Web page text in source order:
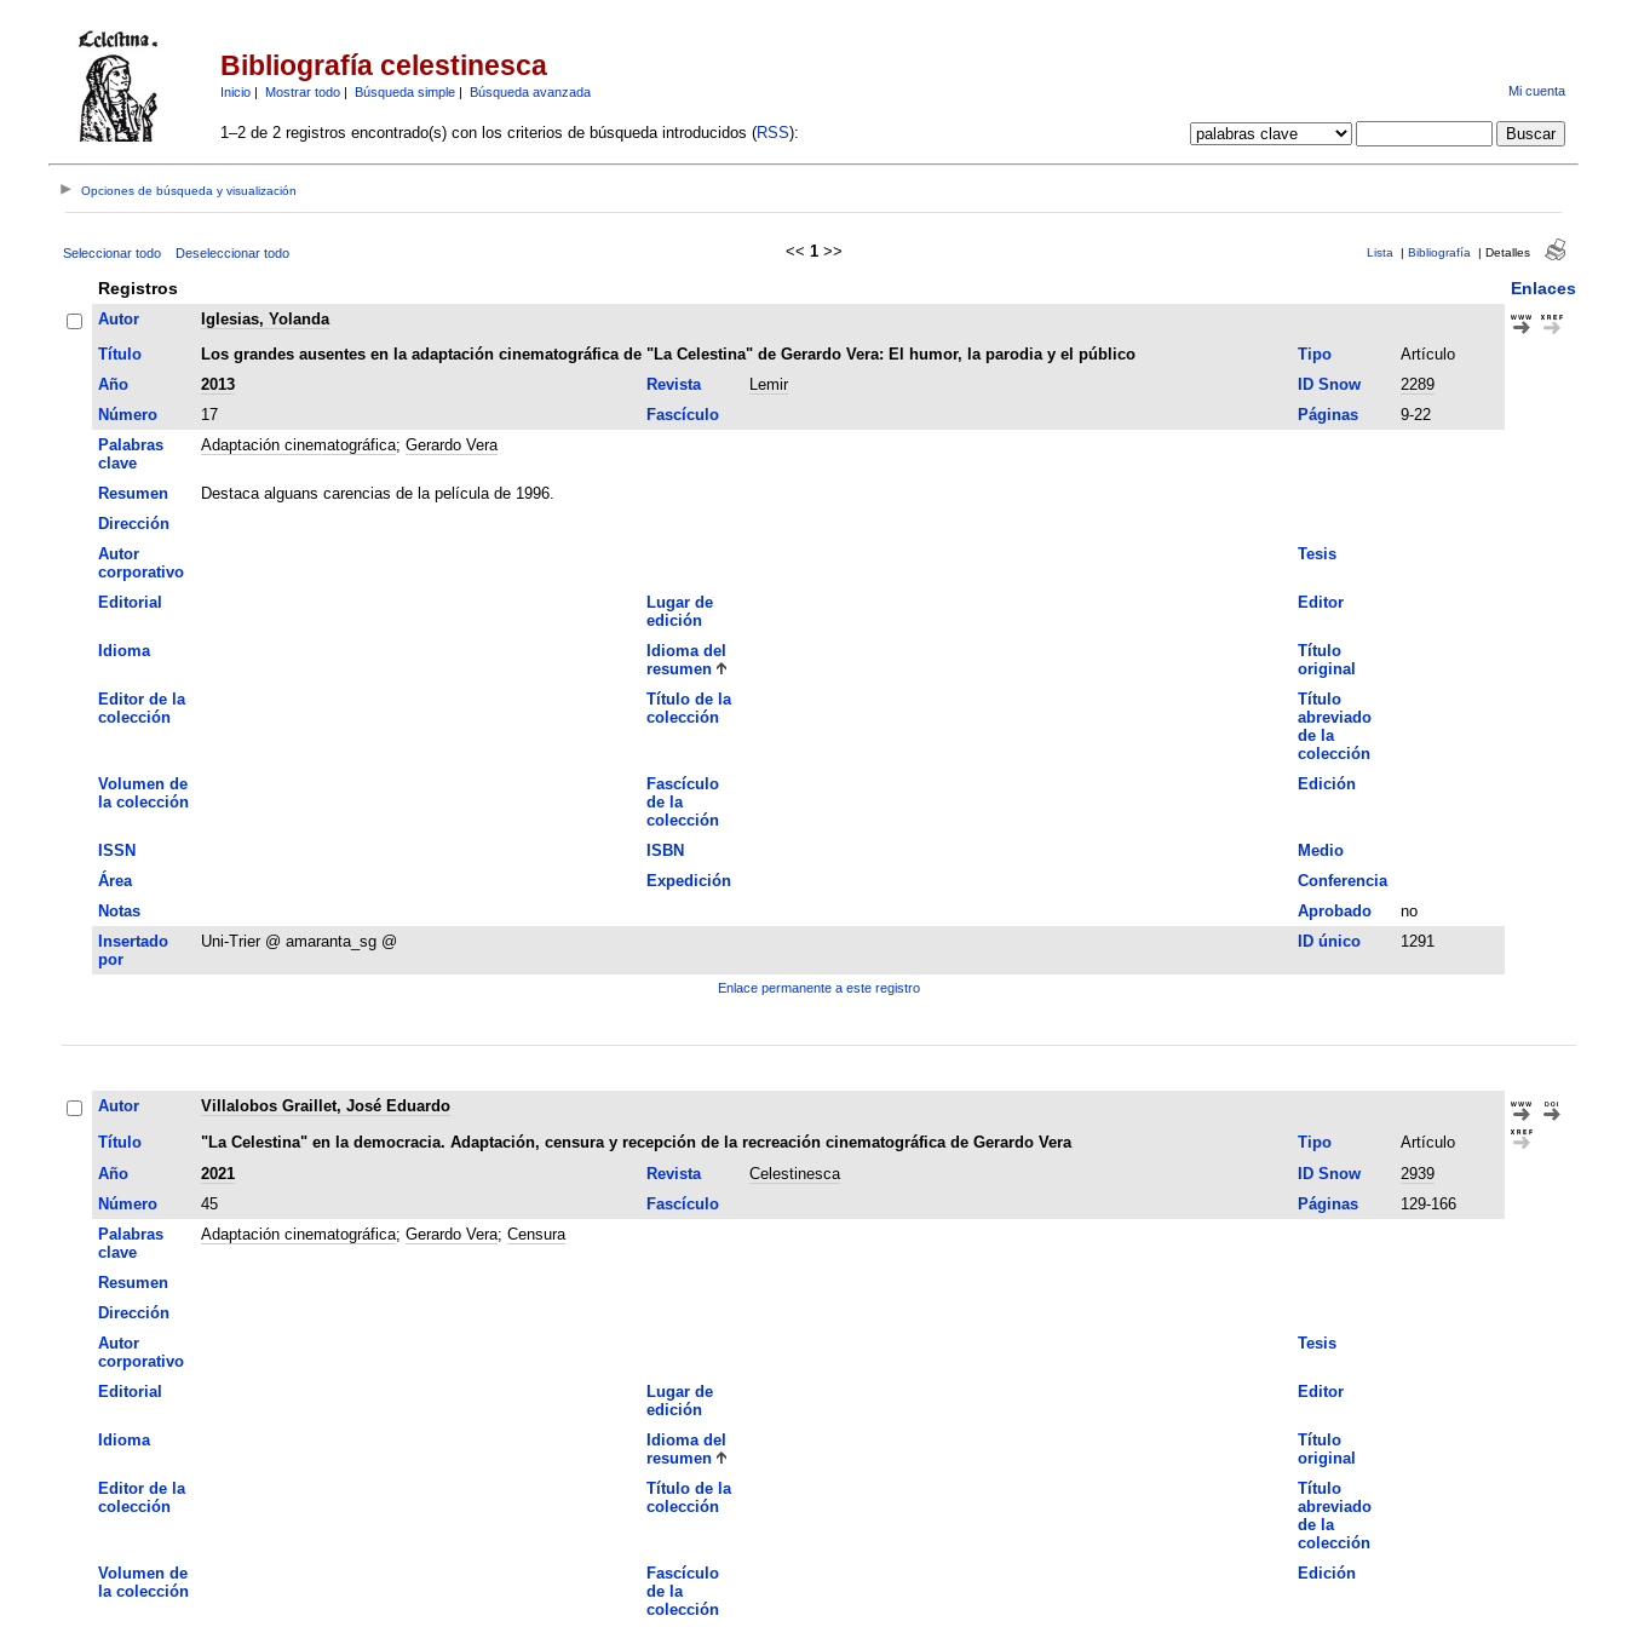
Bibliografía celestinesca
Inicio| Mostrar todo| Búsqueda simple| Búsqueda avanzada Mi cuenta
1–2 de 2 registros encontrado(s) con los criterios de búsqueda introducidos (RSS):
Opciones de búsqueda y visualización
Seleccionar todo Deseleccionar todo << 1 >> Lista | Bibliografía | Detalles
Registros Enlaces
Autor
Iglesias, Yolanda
Título
Los grandes ausentes en la adaptación cinematográfica de "La Celestina" de Gerardo Vera: El humor, la parodia y el público Tipo
Artículo
Año
2013 Revista Lemir ID Snow
2289
Número
17 Fascículo Páginas
9-22
Palabras
clave
Adaptación cinematográfica; Gerardo Vera
Resumen
Destaca alguans carencias de la película de 1996.
Dirección
Autor
corporativo
Tesis
Editorial
Lugar de
edición
Editor
Idioma
Idioma del
resumen
Título
original
Editor de la
colección
Título de la
colección
Título
abreviado
de la
colección
Volumen de
la colección
Fascículo
de la
colección
Edición
ISSN ISBN
Medio
Área
Expedición
Conferencia
Notas
Aprobado
no
Insertado
por
Uni-Trier @ amaranta_sg @ ID único 1291
Enlace permanente a este registro
Autor
Villalobos Graillet, José Eduardo
Título
"La Celestina" en la democracia. Adaptación, censura y recepción de la recreación cinematográfica de Gerardo Vera Tipo
Artículo
Año
2021 Revista Celestinesca ID Snow
2939
Número
45 Fascículo Páginas
129-166
Palabras
clave
Adaptación cinematográfica; Gerardo Vera; Censura
Resumen
Dirección
Autor
corporativo
Tesis
Editorial
Lugar de
edición
Editor
Idioma
Idioma del
resumen
Título
original
Editor de la
colección
Título de la
colección
Título
abreviado
de la
colección
Volumen de
la colección
Fascículo
de la
colección
Edición